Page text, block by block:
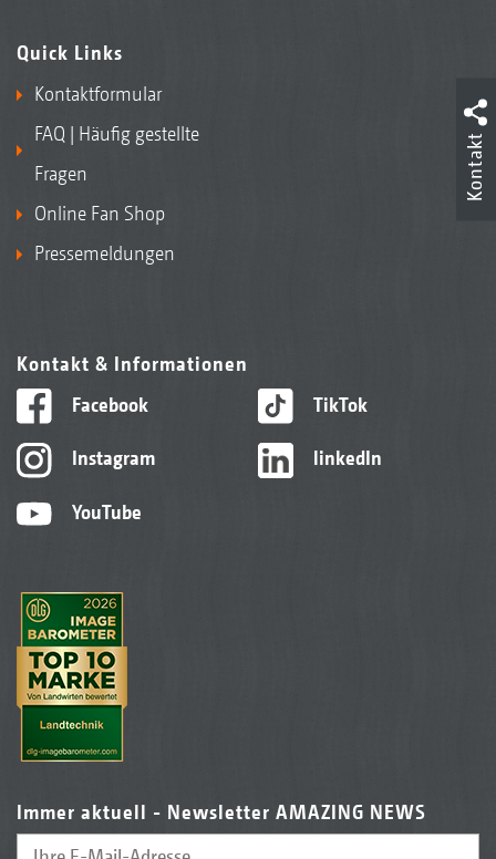
Quick Links
Kontaktformular
FAQ | Häufig gestellte
Fragen
Online Fan Shop
Pressemeldungen
Kontakt & Informationen
Facebook
Instagram
YouTube
TikTok
linkedIn
Immer aktuell - Newsletter AMAZING NEWS
Kontakt